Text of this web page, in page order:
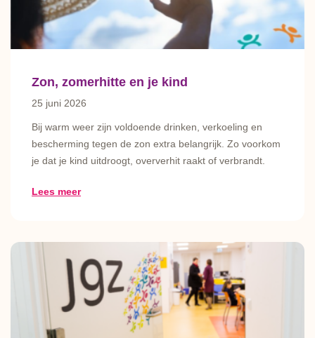
Zon, zomerhitte en je kind
25 juni 2026
Bij warm weer zijn voldoende drinken, verkoeling en
bescherming tegen de zon extra belangrijk. Zo voorkom
je dat je kind uitdroogt, oververhit raakt of verbrandt.
Lees meer